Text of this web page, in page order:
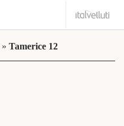
» Tamerice 12